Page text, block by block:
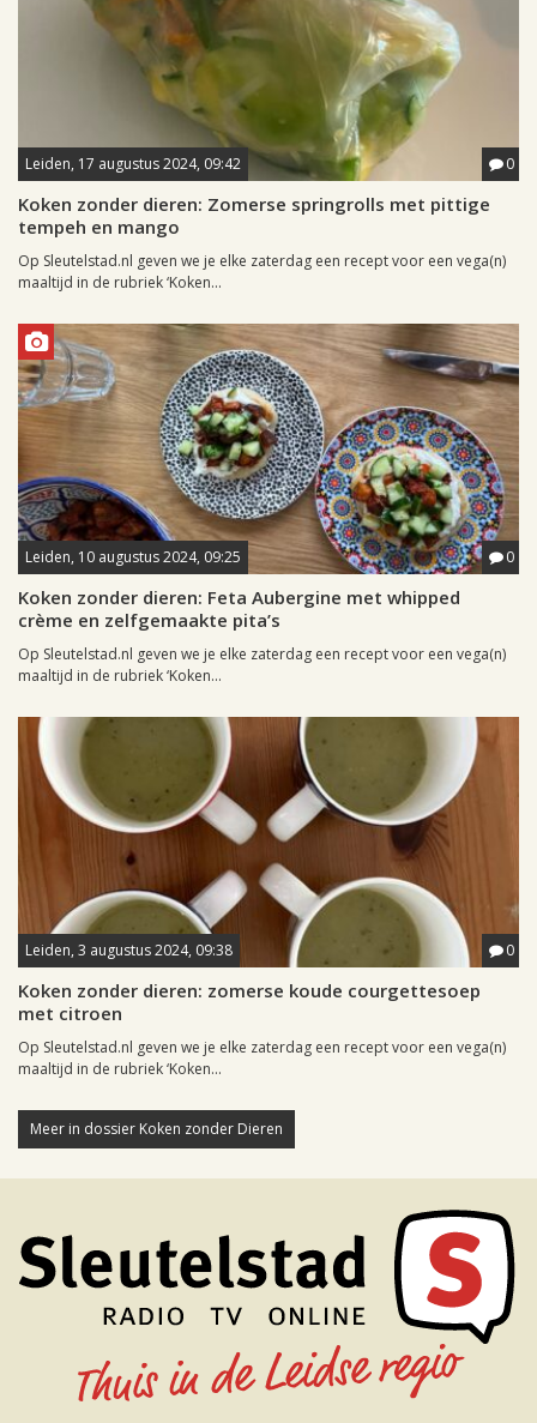
Leiden, 17 augustus 2024, 09:42 0
Koken zonder dieren: Zomerse springrolls met pittige
tempeh en mango
Op Sleutelstad.nl geven we je elke zaterdag een recept voor een vega(n)
maaltijd in de rubriek ‘Koken...
Leiden, 10 augustus 2024, 09:25 0
Koken zonder dieren: Feta Aubergine met whipped
crème en zelfgemaakte pita’s
Op Sleutelstad.nl geven we je elke zaterdag een recept voor een vega(n)
maaltijd in de rubriek ‘Koken...
Leiden, 3 augustus 2024, 09:38 0
Koken zonder dieren: zomerse koude courgettesoep
met citroen
Op Sleutelstad.nl geven we je elke zaterdag een recept voor een vega(n)
maaltijd in de rubriek ‘Koken...
Meer in dossier Koken zonder Dieren